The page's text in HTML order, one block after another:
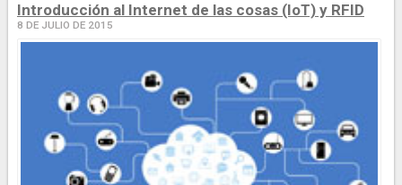
Introducción al Internet de las cosas (IoT) y RFID
8 DE JULIO DE 2015